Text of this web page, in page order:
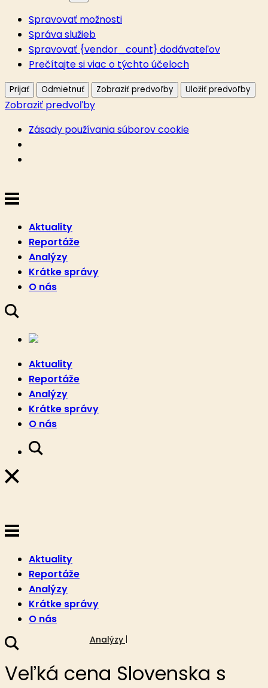
Spravovať možnosti
Správa služieb
Spravovať {vendor_count} dodávateľov
Prečítajte si viac o týchto účeloch
Prijať Odmietnuť Zobraziť predvoľby Uložiť predvoľby
Zobraziť predvoľby
Zásady používania súborov cookie
Aktuality
Reportáže
Analýzy
Krátke správy
O nás
Aktuality
Reportáže
Analýzy
Krátke správy
O nás
Aktuality
Reportáže
Analýzy
Krátke správy
O nás
Analýzy
Veľká cena Slovenska s